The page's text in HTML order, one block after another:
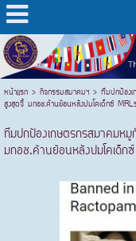
หน้าแรก > กิจกรรมสมาคมฯ> ทีมปกป้อง
สูงสุดจี้ มกอช.ค้านย้อนหลังปมโคเด็กซ์
ทีมปกป้องเกษตรกรสมาคมห
มกอช.ค้านย้อนหลังปมโคเด็